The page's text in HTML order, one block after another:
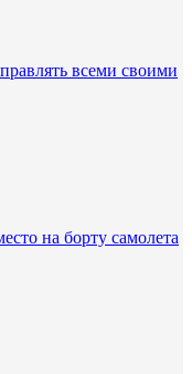
всеми своими
на борту самолета